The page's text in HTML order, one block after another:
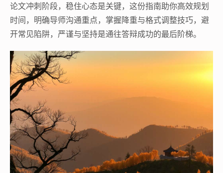
论文冲刺阶段，稳住心态是关键，这份指南助你高效规划
时间，明确导师沟通重点，掌握降重与格式调整技巧，避
开常见陷阱，严谨与坚持是通往答辩成功的最后阶梯。